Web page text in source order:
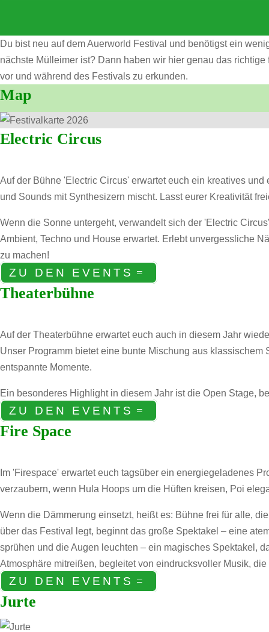
Du bist neu auf dem Auerworld Festival und benötigst ein
nächste Mülleimer ist? Dann haben wir hier genau das
vor und während des Festivals zu erkunden.
Map
Electric Circus
Auf der Bühne 'Electric Circus' erwartet euch ein kreatives
und Sounds mit Synthesizern mischt. Lasst eurer Kreativität
Wenn die Sonne untergeht, verwandelt sich der 'Electric
Ambient, Techno und House erwartet. Erlebt unvergessliche
zu machen!
ZU DEN EVENTS
Theaterbühne
Auf der Theaterbühne erwartet euch auch in diesem Jahr
Unser Programm bietet eine bunte Mischung aus
entspannte Momente.
Ein besonderes Highlight in diesem Jahr ist die Open Stage,
ZU DEN EVENTS
Fire Space
Im 'Firespace' erwartet euch tagsüber ein energiegeladenes
verzaubern, wenn Hula Hoops um die Hüften kreisen, Poi
Wenn die Dämmerung einsetzt, heißt es: Bühne frei für alle,
über das Festival legt, beginnt das große Spektakel – eine
sprühen und die Augen leuchten – ein magisches Spektakel,
Atmosphäre mitreißen, begleitet von eindrucksvoller Musik,
ZU DEN EVENTS
Jurte